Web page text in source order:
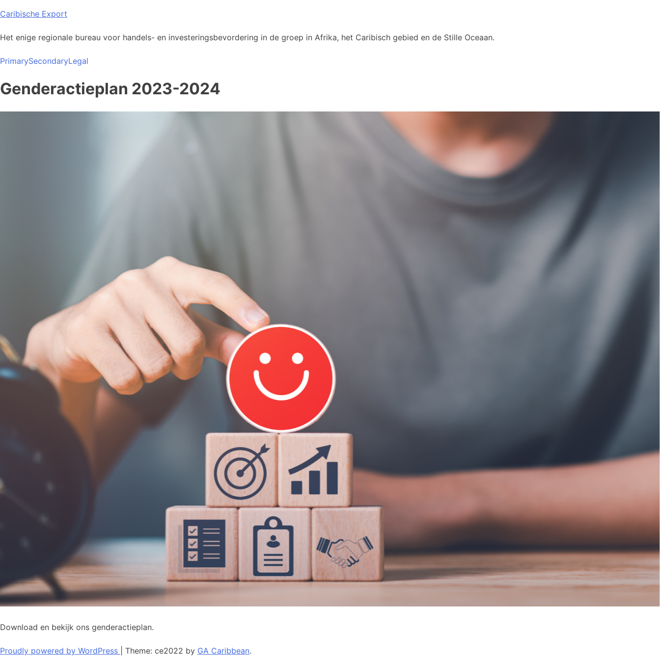
Skip
content
Caribische Export
Het enige regionale bureau voor handels- en investeringsbevordering in de groep in Afrika, het Caribisch gebied en de Stille Oceaan.
PrimarySecondaryLegal
Genderactieplan 2023-2024
Download en bekijk ons genderactieplan.
Proudly powered by WordPress Theme: ce2022 by GA Caribbean.